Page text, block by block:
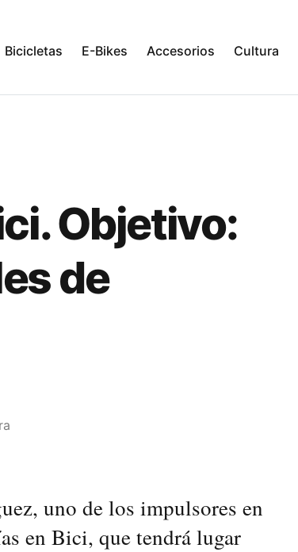
Bicicletas E-Bikes Accesorios Cultura
Objetivo:
de
uno de los impulsores en
en Bici, que tendrá lugar